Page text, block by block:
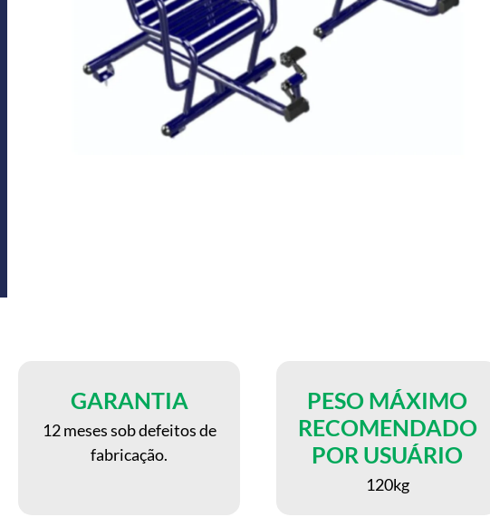
GARANTIA
12 meses sob defeitos de
fabricação.
PESO MÁXIMO
RECOMENDADO
POR USUÁRIO
120kg